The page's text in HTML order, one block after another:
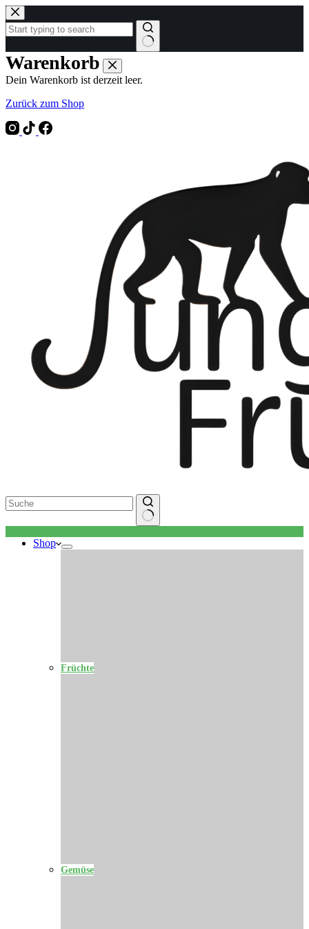
Zum
Inhalt
springen
Keine
Ergebnisse
Warenkorb
Dein Warenkorb ist derzeit leer.
Zurück zum Shop
Ergebnisse
Shop
Früchte
Gemüse